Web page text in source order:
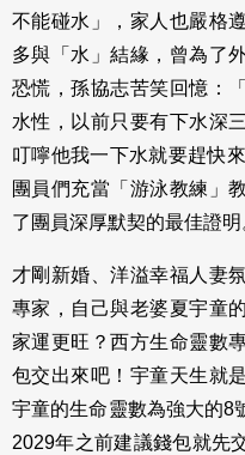
不能碰水」，家人也嚴格
多與「水」結緣，曾為了
恐慌，孫協志苦笑回憶：
水性，以前只要有下水深
叮嚀他我一下水就要趕快
團員們充當「游泳教練」
了團員深厚默契的最佳證明
才剛新婚、洋溢幸福人妻
專家，自己與老婆夏宇童
家運更旺？西方生命靈數
包交出來吧！宇童天生就
宇童的生命靈數為強大的8
2029年之前建議錢包就先